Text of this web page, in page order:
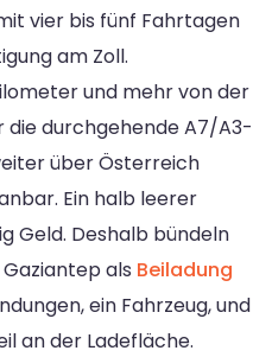
vier bis fünf Fahrtagen
am Zoll.
und mehr von der
durchgehende A7/A3-
über Österreich
Ein halb leerer
Geld. Deshalb bündeln
als Beiladung
ein Fahrzeug, und
an der Ladefläche.